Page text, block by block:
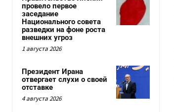
провело первое
заседание
Национального совета
разведки на фоне роста
внешних угроз
1 августа 2026
Президент Ирана
отвергает слухи о своей
отставке
4 августа 2026